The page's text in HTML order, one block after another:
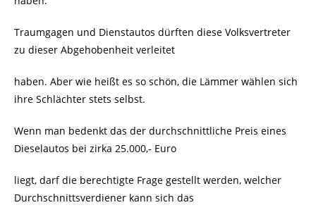
Traumgagen und Dienstautos dürften diese Volksvertreter
zu dieser Abgehobenheit verleitet
haben. Aber wie heißt es so schön, die Lämmer wählen sich
ihre Schlächter stets selbst.
Wenn man bedenkt das der durchschnittliche Preis eines
Dieselautos bei zirka 25.000,- Euro
liegt, darf die berechtigte Frage gestellt werden, welcher
Durchschnittsverdiener kann sich das